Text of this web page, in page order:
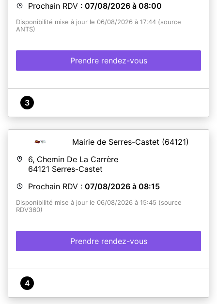
Prochain RDV : 07/08/2026 à 08:00
Disponibilité mise à jour le 06/08/2026 à 17:44 (source
ANTS)
Prendre rendez-vous
3
Mairie de Serres-Castet (64121)
6, Chemin De La Carrère
64121 Serres-Castet
Prochain RDV : 07/08/2026 à 08:15
Disponibilité mise à jour le 06/08/2026 à 15:45 (source
RDV360)
Prendre rendez-vous
4